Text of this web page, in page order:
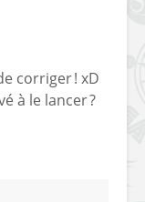
corriger ! xD
à le lancer ?